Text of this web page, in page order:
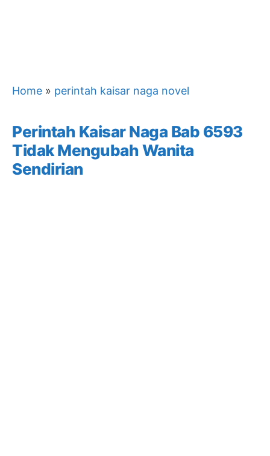
Home » perintah kaisar naga novel
Perintah Kaisar Naga Bab 6593
Tidak Mengubah Wanita
Sendirian